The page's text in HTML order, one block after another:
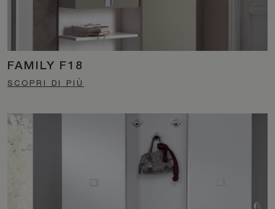
FAMILY F18
SCOPRI DI PIÙ